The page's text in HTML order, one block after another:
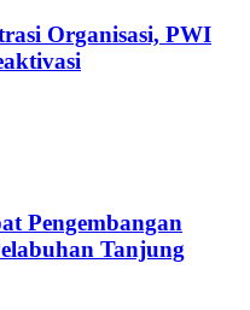
Organisasi, PWI
Pengembangan
Tanjung